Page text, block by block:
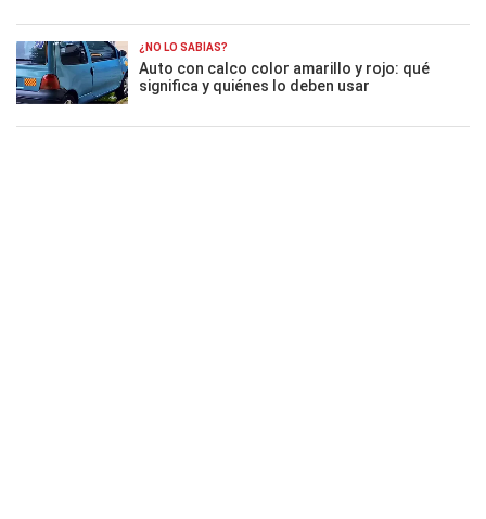
¿NO LO SABÍAS?
Auto con calco color amarillo y rojo: qué
significa y quiénes lo deben usar